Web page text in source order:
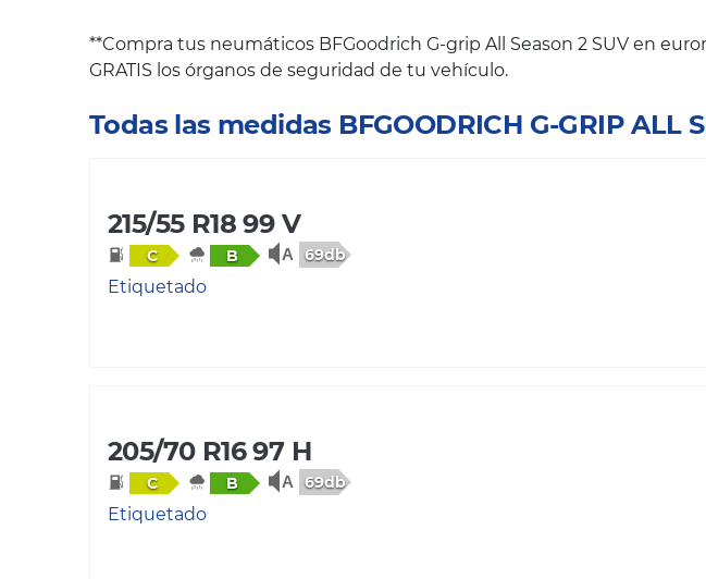
**Compra tus neumáticos BFGoodrich G-grip All Season 2 SUV en
GRATIS los órganos de seguridad de tu vehículo.
Todas las medidas BFGOODRICH G-GRIP ALL
215/55 R18 99 V
C B 69db
Etiquetado
205/70 R16 97 H
C B 69db
Etiquetado